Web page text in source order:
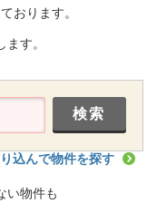
おります。
す。
込んで物件を探す
い物件も